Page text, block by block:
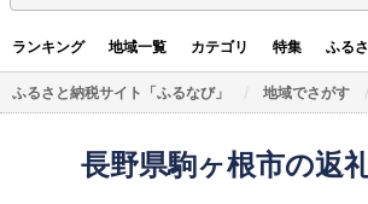
ランキング 地域一覧 カテゴリ 特集 ふる
ふるさと納税サイト「ふるなび」 地域でさがす
長野県駒ヶ根市の返